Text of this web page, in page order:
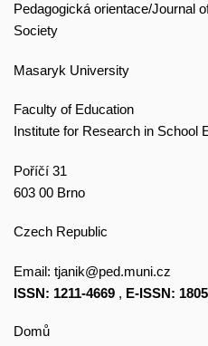
Pedagogická orientace/Journal
Society
Masaryk University
Faculty of Education
Institute for Research in School
Poříčí 31
603 00 Brno
Czech Republic
Email: tjanik@ped.muni.cz
ISSN: 1211-4669 , E-ISSN:
Domů